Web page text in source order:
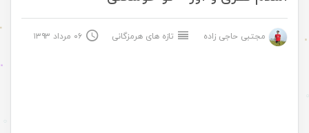
مجتبی حاجی زاده تازه های هرمزگانی ۰۶ مرداد ۱۳۹۳